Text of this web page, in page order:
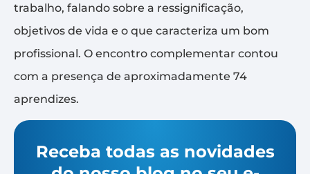
trabalho, falando sobre a ressignificação,
objetivos de vida e o que caracteriza um bom
profissional. O encontro complementar contou
com a presença de aproximadamente 74
aprendizes.
Receba todas as novidades